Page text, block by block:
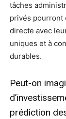
tâches
privés pourront
directe avec
uniques et à
durables.
Peut-on
prédiction